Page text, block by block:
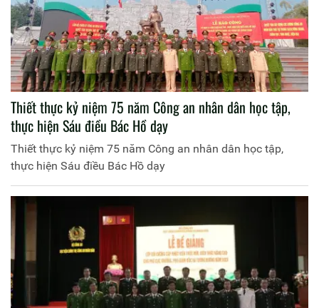
Thiết thực kỷ niệm 75 năm Công an nhân dân học tập,
thực hiện Sáu điều Bác Hồ dạy
Thiết thực kỷ niệm 75 năm Công an nhân dân học tập,
thực hiện Sáu điều Bác Hồ dạy